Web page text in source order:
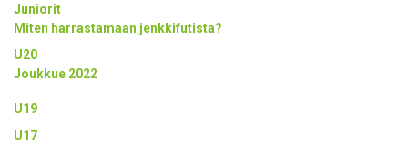
Juniorit
Miten harrastamaan jenkkifutista?
U20
Joukkue 2022
U19
U17